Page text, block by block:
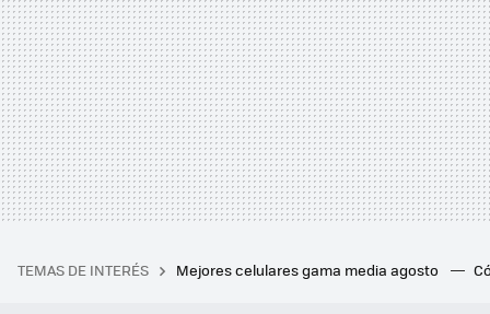
TEMAS DE INTERÉS Mejores celulares gama media agosto